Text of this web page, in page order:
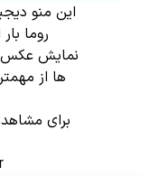
این منو
روما
نمایش عکس
ها از
برای